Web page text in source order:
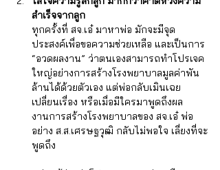
สำเร็จจากลูก
ทุกครั้งที่ สจ.เอ๋ มาหาพ่อ มักจะมีจุด
ประสงค์เพื่อขอความช่วยเหลือ และเป็นการ
“อวดผลงาน” ว่าตนเองสามารถทำโปรเจค
ใหญ่อย่างการสร้างโรงพยาบาลมูลค่าพัน
ล้านได้ด้วยตัวเอง แต่พ่อกลับเมินเฉย
เปลี่ยนเรื่อง หรือเมื่อมีใครมาพูดถึงผล
งานการสร้างโรงพยาบาลของ สจ.เอ๋ พ่อ
อย่าง ส.ส.เศรษฐวุฒิ กลับไม่พอใจ เลี่ยงที่จะ
พูดถึง